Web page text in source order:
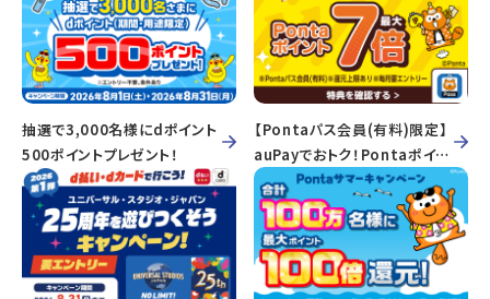
抽選で3,000名様にdポイント
500ポイントプレゼント！
【Pontaパス会員(有料)限定】
auPayでおトク！Pontaポイン
ト最大7倍